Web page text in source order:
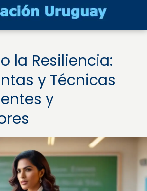
la Resiliencia:
y Técnicas
y